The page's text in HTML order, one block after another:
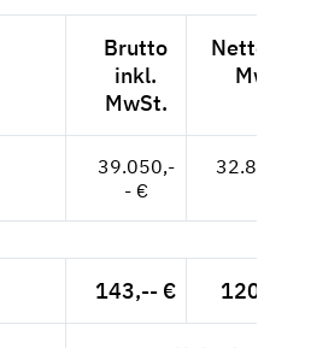
Brutto
inkl.
MwSt.
Netto
MwSt.
39.050,-
- €
32.815,--
143,-- € 120,17 €